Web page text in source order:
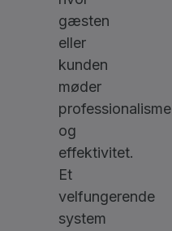
gæsten
eller
kunden
møder
professionalisme
og
effektivitet.
Et
velfungerende
system